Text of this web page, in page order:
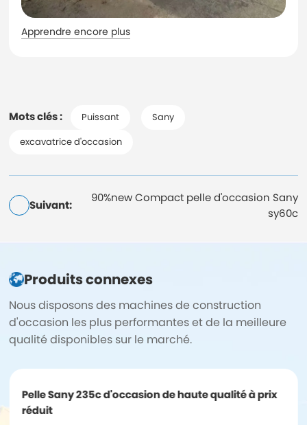
Apprendre encore plus
Mots clés : Puissant
Sany
excavatrice d'occasion
Suivant:
90%new Compact pelle d'occasion Sany
sy60c
Produits connexes
Nous disposons des machines de construction
d'occasion les plus performantes et de la meilleure
qualité disponibles sur le marché.
Pelle Sany 235c d'occasion de haute qualité à prix
réduit